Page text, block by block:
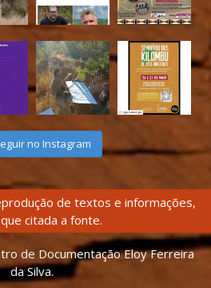
no Instagram
de textos e informações,
citada a fonte.
de Documentação Eloy Ferreira
da Silva.